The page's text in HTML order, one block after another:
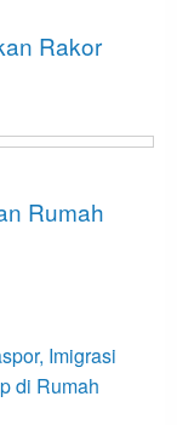
Rakor
Rumah
Imigrasi
di Rumah